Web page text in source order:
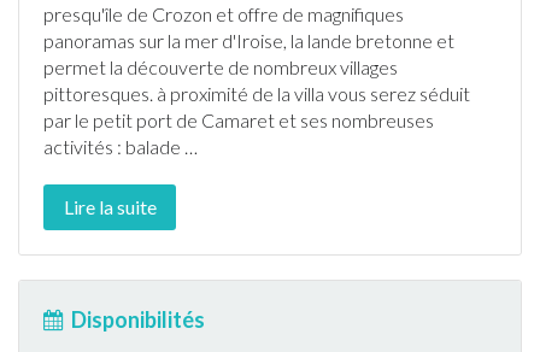
presqu'île de Crozon et offre de magnifiques
panoramas sur la mer d'Iroise, la lande bretonne et
permet la découverte de nombreux villages
pittoresques. à proximité de la villa vous serez séduit
par le petit port de Camaret et ses nombreuses
activités : balade …
Lire la suite
Disponibilités